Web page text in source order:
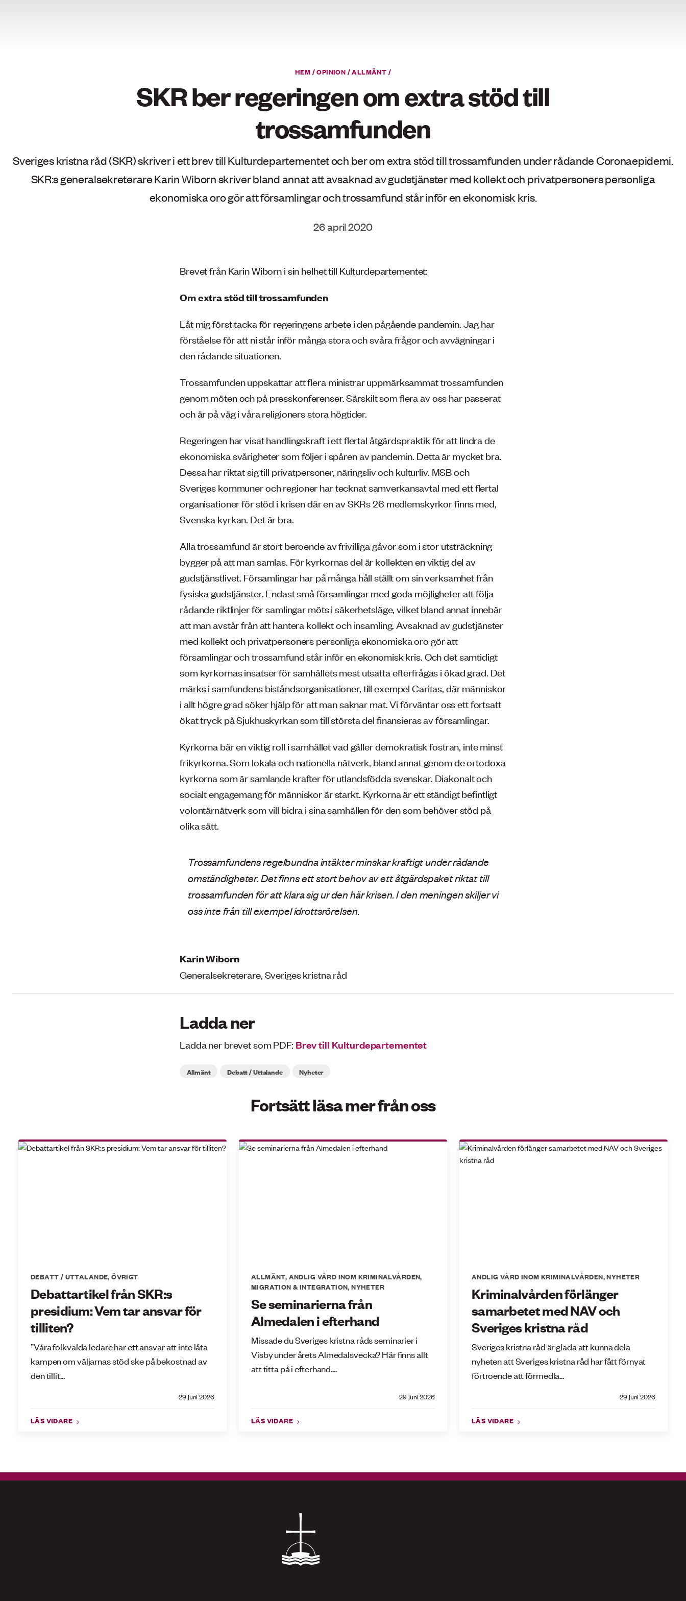
HEM /OPINION /ALLMÄNT /
SKR ber regeringen om extra stöd till
trossamfunden
Sveriges kristna råd (SKR) skriver i ett brev till Kulturdepartementet och ber om extra stöd till trossamfunden under rådande Coronaepidemi.
SKR:s generalsekreterare Karin Wiborn skriver bland annat att avsaknad av gudstjänster med kollekt och privatpersoners personliga
ekonomiska oro gör att församlingar och trossamfund står inför en ekonomisk kris.
26 april 2020
Brevet från Karin Wiborn i sin helhet till Kulturdepartementet:
Om extra stöd till trossamfunden
Låt mig först tacka för regeringens arbete i den pågående pandemin. Jag har
förståelse för att ni står inför många stora och svåra frågor och avvägningar i
den rådande situationen.
Trossamfunden uppskattar att flera ministrar uppmärksammat trossamfunden
genom möten och på presskonferenser. Särskilt som flera av oss har passerat
och är på väg i våra religioners stora högtider.
Regeringen har visat handlingskraft i ett flertal åtgärdspraktik för att lindra de
ekonomiska svårigheter som följer i spåren av pandemin. Detta är mycket bra.
Dessa har riktat sig till privatpersoner, näringsliv och kulturliv. MSB och
Sveriges kommuner och regioner har tecknat samverkansavtal med ett flertal
organisationer för stöd i krisen där en av SKRs 26 medlemskyrkor finns med,
Svenska kyrkan. Det är bra.
Alla trossamfund är stort beroende av frivilliga gåvor som i stor utsträckning
bygger på att man samlas. För kyrkornas del är kollekten en viktig del av
gudstjänstlivet. Församlingar har på många håll ställt om sin verksamhet från
fysiska gudstjänster. Endast små församlingar med goda möjligheter att följa
rådande riktlinjer för samlingar möts i säkerhetsläge, vilket bland annat innebär
att man avstår från att hantera kollekt och insamling. Avsaknad av gudstjänster
med kollekt och privatpersoners personliga ekonomiska oro gör att
församlingar och trossamfund står inför en ekonomisk kris. Och det samtidigt
som kyrkornas insatser för samhällets mest utsatta efterfrågas i ökad grad. Det
märks i samfundens biståndsorganisationer, till exempel Caritas, där människor
i allt högre grad söker hjälp för att man saknar mat. Vi förväntar oss ett fortsatt
ökat tryck på Sjukhuskyrkan som till största del finansieras av församlingar.
Kyrkorna bär en viktig roll i samhället vad gäller demokratisk fostran, inte minst
frikyrkorna. Som lokala och nationella nätverk, bland annat genom de ortodoxa
kyrkorna som är samlande krafter för utlandsfödda svenskar. Diakonalt och
socialt engagemang för människor är starkt. Kyrkorna är ett ständigt befintligt
volontärnätverk som vill bidra i sina samhällen för den som behöver stöd på
olika sätt.
Trossamfundens regelbundna intäkter minskar kraftigt under rådande
omständigheter. Det finns ett stort behov av ett åtgärdspaket riktat till
trossamfunden för att klara sig ur den här krisen. I den meningen skiljer vi
oss inte från till exempel idrottsrörelsen.
Karin Wiborn
Generalsekreterare, Sveriges kristna råd
Ladda ner
Ladda ner brevet som PDF: Brev till Kulturdepartementet
Allmänt Debatt / Uttalande Nyheter
Fortsätt läsa mer från oss
DEBATT / UTTALANDE,ÖVRIGT
Debattartikel från SKR:s
presidium: Vem tar ansvar för
tilliten?
29 juni 2026
”Våra folkvalda ledare har ett ansvar att inte låta
kampen om väljarnas stöd ske på bekostnad av
den tillit...
LÄS VIDARE
ALLMÄNT, ANDLIG VÅRD INOM KRIMINALVÅRDEN,
MIGRATION & INTEGRATION,NYHETER
Se seminarierna från
Almedalen i efterhand
29 juni 2026
Missade du Sveriges kristna råds seminarier i
Visby under årets Almedalsvecka? Här finns allt
att titta på i efterhand....
LÄS VIDARE
ANDLIG VÅRD INOM KRIMINALVÅRDEN,NYHETER
Kriminalvården förlänger
samarbetet med NAV och
Sveriges kristna råd
29 juni 2026
Sveriges kristna råd är glada att kunna dela
nyheten att Sveriges kristna råd har fått förnyat
förtroende att förmedla...
LÄS VIDARE